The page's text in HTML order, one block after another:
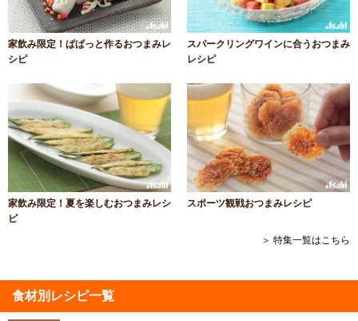
家飲み限定！ぱぱっと作るおつまみレ
シピ
スパークリングワインに合うおつまみ
レシピ
家飲み限定！夏を楽しむおつまみレシ
ピ
スポーツ観戦おつまみレシピ
＞ 特集一覧はこちら
食材別レシピ一覧